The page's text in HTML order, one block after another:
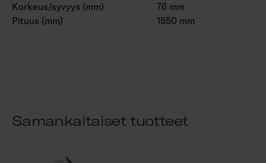
Korkeus/syvyys (mm)
76 mm
Pituus (mm)
1550 mm
Samankaltaiset tuotteet